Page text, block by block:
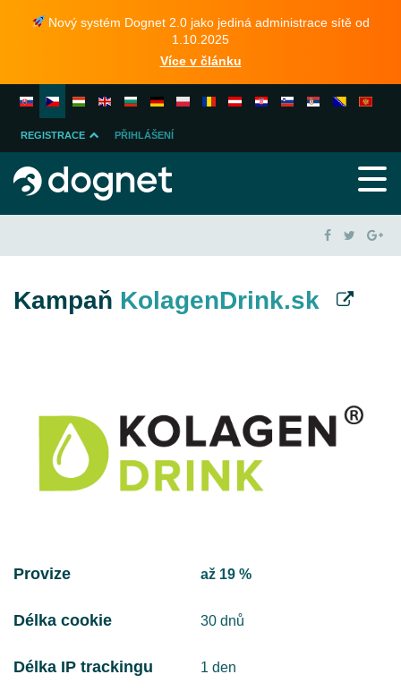
Nový systém Dognet 2.0 jako jediná administrace sítě od
1.10.2025
Více v článku
REGISTRACE
INZERENTA
PŘIHLÁŠENÍ
Kampaň KolagenDrink.sk
Provize až 19 %
Délka cookie 30 dnů
Délka IP trackingu 1 den